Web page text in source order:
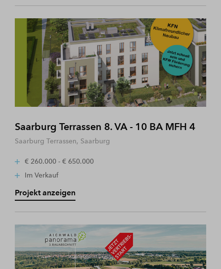
Saarburg Terrassen 8. VA - 10 BA MFH 4
Saarburg Terrassen, Saarburg
€ 260.000 - € 650.000
Im Verkauf
Projekt anzeigen